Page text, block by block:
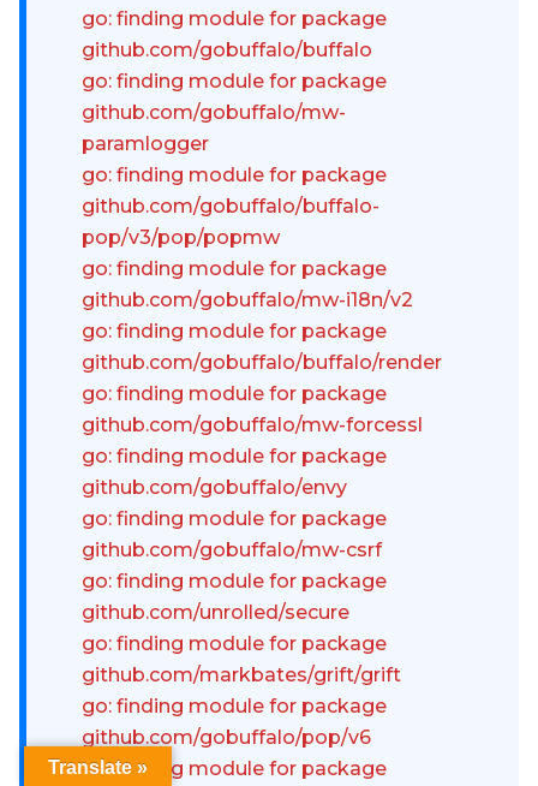
go: finding module for package
github.com/gobuffalo/buffalo
go: finding module for package
github.com/gobuffalo/mw-
paramlogger
go: finding module for package
github.com/gobuffalo/buffalo-
pop/v3/pop/popmw
go: finding module for package
github.com/gobuffalo/mw-i18n/v2
go: finding module for package
github.com/gobuffalo/buffalo/render
go: finding module for package
github.com/gobuffalo/mw-forcessl
go: finding module for package
github.com/gobuffalo/envy
go: finding module for package
github.com/gobuffalo/mw-csrf
go: finding module for package
github.com/unrolled/secure
go: finding module for package
github.com/markbates/grift/grift
go: finding module for package
github.com/gobuffalo/pop/v6
go: finding module for package
Translate »